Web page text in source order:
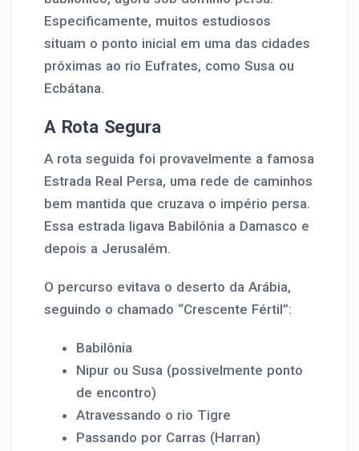
Especificamente, muitos estudiosos
situam o ponto inicial em uma das cidades
próximas ao rio Eufrates, como Susa ou
Ecbátana.
A Rota Segura
A rota seguida foi provavelmente a famosa
Estrada Real Persa, uma rede de caminhos
bem mantida que cruzava o império persa.
Essa estrada ligava Babilônia a Damasco e
depois a Jerusalém.
O percurso evitava o deserto da Arábia,
seguindo o chamado “Crescente Fértil”:
Babilônia
Nipur ou Susa (possivelmente ponto
de encontro)
Atravessando o rio Tigre
Passando por Carras (Harran)